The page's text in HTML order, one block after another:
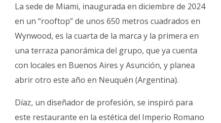
La sede de Miami, inaugurada en diciembre de 2024
en un “rooftop” de unos 650 metros cuadrados en
Wynwood, es la cuarta de la marca y la primera en
una terraza panorámica del grupo, que ya cuenta
con locales en Buenos Aires y Asunción, y planea
abrir otro este año en Neuquén (Argentina).
Díaz, un diseñador de profesión, se inspiró para
este restaurante en la estética del Imperio Romano